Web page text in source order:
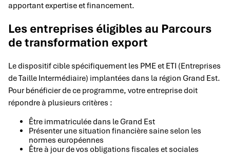
apportant expertise et financement.
Les entreprises éligibles au Parcours
de transformation export
Le dispositif cible spécifiquement les PME et ETI (Entreprises
de Taille Intermédiaire) implantées dans la région Grand Est.
Pour bénéficier de ce programme, votre entreprise doit
répondre à plusieurs critères :
Être immatriculée dans le Grand Est
Présenter une situation financière saine selon les
normes européennes
Être à jour de vos obligations fiscales et sociales